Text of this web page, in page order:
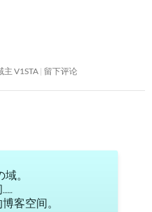
主 V1STA 留下评论
。
客空间。